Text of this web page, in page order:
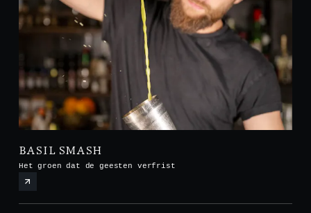
BASIL SMASH
Het groen dat de geesten verfrist